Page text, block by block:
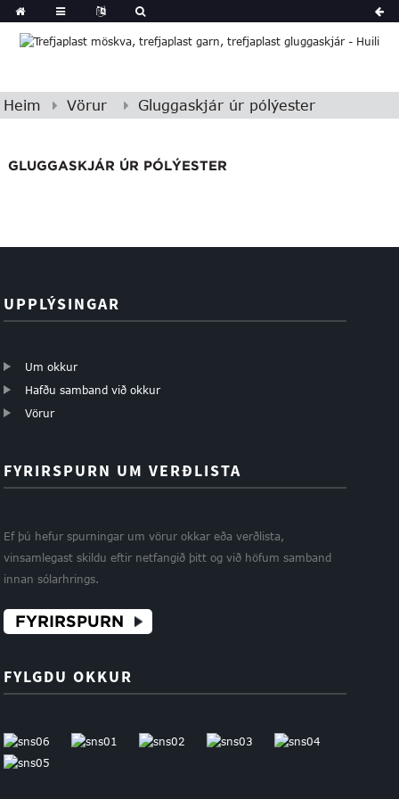
Heim Vörur Gluggaskjár úr pólýester
GLUGGASKJÁR ÚR PÓLÝESTER
UPPLÝSINGAR
Um okkur
Hafðu samband við okkur
Vörur
FYRIRSPURN UM VERÐLISTA
Ef þú hefur spurningar um vörur okkar eða verðlista,
vinsamlegast skildu eftir netfangið þitt og við höfum samband
innan sólarhrings.
FYRIRSPURN
FYLGDU OKKUR